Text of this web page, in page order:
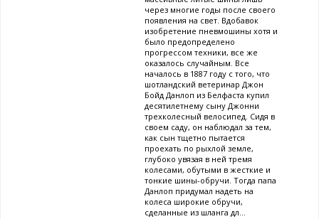
через многие годы после своего
появления на свет. Вдобавок
изобретение пневмошины хотя и
было предопределено
прогрессом техники, все же
оказалось случайным. Все
началось в 1887 году с того, что
шотландский ветеринар Джон
Бойд Данлоп из Белфаста купил
десятилетнему сыну Джонни
трехколесный велосипед. Сидя в
своем саду, он наблюдал за тем,
как сын тщетно пытается
проехать по рыхлой земле,
глубоко увязая в ней тремя
колесами, обутыми в жесткие и
тонкие шины-обручи. Тогда папа
Данлоп придумал надеть на
колеса широкие обручи,
сделанные из шланга дл...